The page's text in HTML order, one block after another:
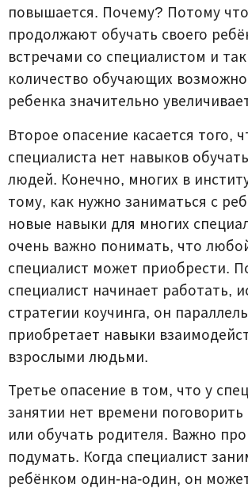
повышается. Почему? Потому
продолжают обучать своего
встречами со специалистом и
количество обучающих
ребенка значительно
Второе опасение касается того,
специалиста нет навыков
людей. Конечно, многих в
тому, как нужно заниматься с
новые навыки для многих
очень важно понимать, что
специалист может приобрести.
специалист начинает работать,
стратегии коучинга, он
приобретает навыки
взрослыми людьми.
Третье опасение в том, что у
занятии нет времени
или обучать родителя. Важно про
подумать. Когда специалист
ребёнком один-на-один, он